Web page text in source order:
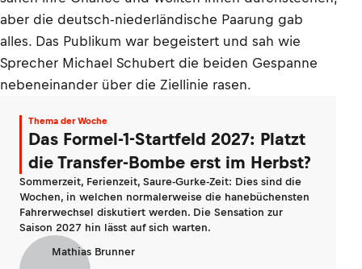
aber die deutsch-niederländische Paarung gab
alles. Das Publikum war begeistert und sah wie
Sprecher Michael Schubert die beiden Gespanne
nebeneinander über die Ziellinie rasen.
Thema der Woche
Das Formel-1-Startfeld 2027: Platzt
die Transfer-Bombe erst im Herbst?
Sommerzeit, Ferienzeit, Saure-Gurke-Zeit: Dies sind die
Wochen, in welchen normalerweise die hanebüchensten
Fahrerwechsel diskutiert werden. Die Sensation zur
Saison 2027 hin lässt auf sich warten.
Mathias Brunner